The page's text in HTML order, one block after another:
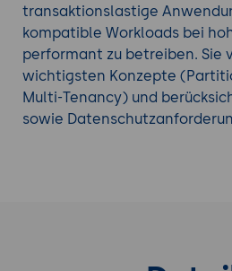
transaktionslastige
kompatible Workloads bei
performant zu betreiben. Sie
wichtigsten Konzepte
Multi-Tenancy) und
sowie